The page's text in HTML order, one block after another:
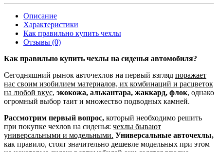
Описание
Характеристики
Как правильно купить чехлы
Отзывы (0)
Как правильно купить чехлы на сиденья автомобиля?
Сегодняшний рынок авточехлов на первый взгляд поражает
нас своим изобилием материалов, их комбинаций и расцветок
на любой вкус, экокожа, алькантара, жаккард, флок, однако
огромный выбор таит и множество подводных камней.
Рассмотрим первый вопрос, который необходимо решить
при покупке чехлов на сиденья: чехлы бывают
универсальными и модельными. Универсальные авточехлы,
как правило, стоят значительно дешевле модельных при этом